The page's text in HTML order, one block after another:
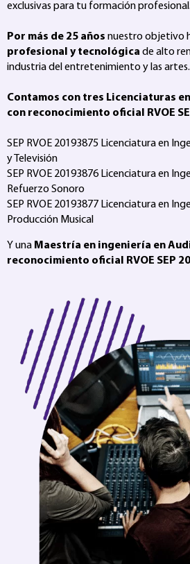
exclusivas para tu formación profesional.
Por más de 25 años nuestro objetivo
profesional y tecnológica de alto
industria del entretenimiento y las artes.
Contamos con tres Licenciaturas
con reconocimiento oficial RVOE
SEP RVOE 20193875 Licenciatura en
y Televisión
SEP RVOE 20193876 Licenciatura en
Refuerzo Sonoro
SEP RVOE 20193877 Licenciatura en
Producción Musical
Y una Maestría en ingeniería en
reconocimiento oficial RVOE SEP